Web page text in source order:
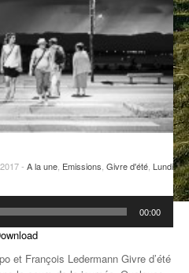
- A la une Emissions Givre d'été Lundi
00:00
et François Ledermann Givre d’été